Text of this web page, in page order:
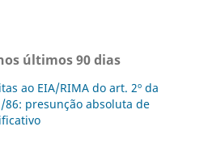
últimos 90 dias
ao EIA/RIMA do art. 2º da
86: presunção absoluta de